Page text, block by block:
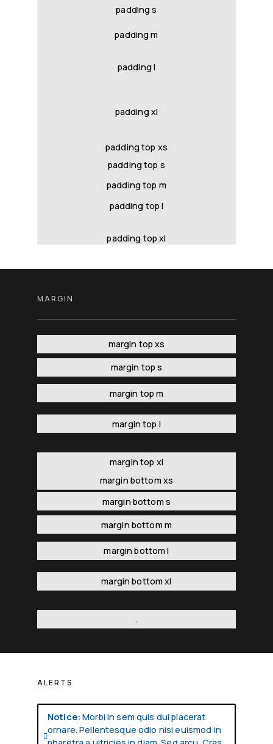
padding s
padding m
padding l
padding xl
padding top xs
padding top s
padding top m
padding top l
padding top xl
MARGIN
margin top xs
margin top s
margin top m
margin top l
margin top xl
margin bottom xs
margin bottom s
margin bottom m
margin bottom l
margin bottom xl
.
ALERTS
Notice: Morbi in sem quis dui placerat
ornare. Pellentesque odio nisi euismod in
